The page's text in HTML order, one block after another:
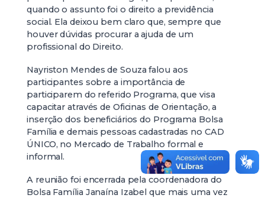
quando o assunto foi o direito a previdência
social. Ela deixou bem claro que, sempre que
houver dúvidas procurar a ajuda de um
profissional do Direito.
Nayriston Mendes de Souza falou aos
participantes sobre a importância de
participarem do referido Programa, que visa
capacitar através de Oficinas de Orientação, a
inserção dos beneficiários do Programa Bolsa
Família e demais pessoas cadastradas no CAD
ÚNICO, no Mercado de Trabalho formal e
informal.
A reunião foi encerrada pela coordenadora do
Bolsa Família Janaína Izabel que mais uma vez